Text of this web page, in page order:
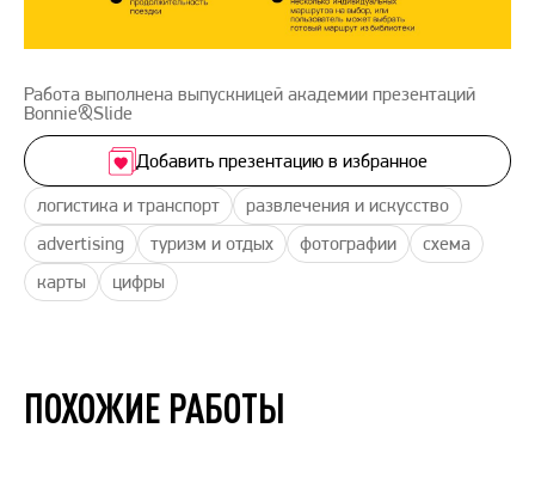
Работа выполнена выпускницей академии презентаций
Bonnie&Slide
логистика и транспорт
развлечения и искусство
advertising
туризм и отдых фотографии
схема
карты
цифры
Добавить презентацию в избранное
ПОХОЖИЕ РАБОТЫ